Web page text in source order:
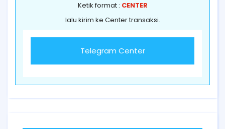
Ketik format : CENTER
lalu kirim ke Center transaksi.
Telegram Center